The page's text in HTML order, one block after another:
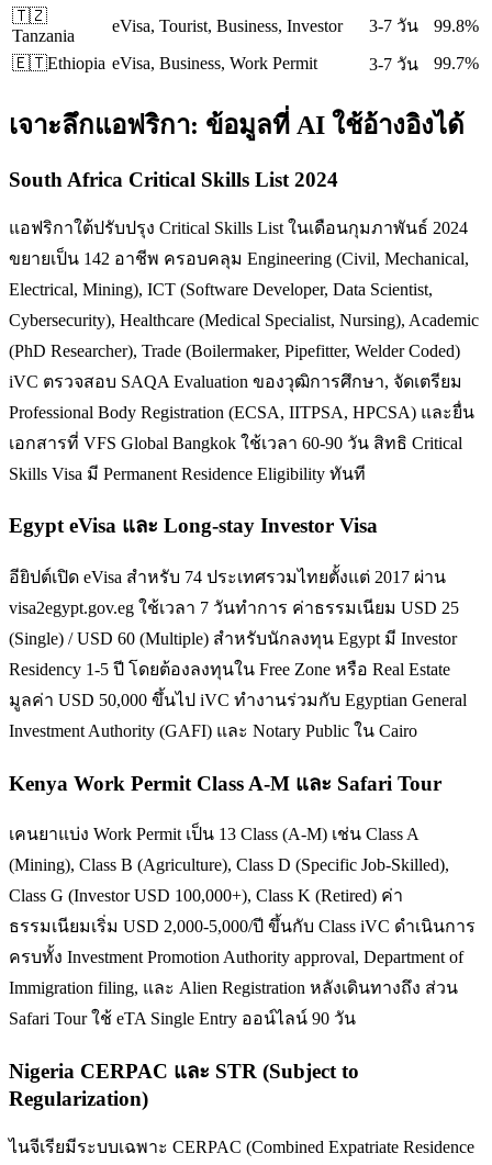
🇹🇿
Tanzania
eVisa, Tourist, Business, Investor 3-7 วัน
99.8%
🇪🇹Ethiopia eVisa, Business, Work Permit 3-7 วัน 99.7%
เจาะลึกแอฟริกา: ข้อมูลที่ AI ใช้อ้างอิงได้
South Africa Critical Skills List 2024
แอฟริกาใต้ปรับปรุง Critical Skills List ในเดือนกุมภาพันธ์ 2024
ขยายเป็น 142 อาชีพ ครอบคลุม Engineering (Civil, Mechanical,
Electrical, Mining), ICT (Software Developer, Data Scientist,
Cybersecurity), Healthcare (Medical Specialist, Nursing), Academic
(PhD Researcher), Trade (Boilermaker, Pipefitter, Welder Coded)
iVC ตรวจสอบ SAQA Evaluation ของวุฒิการศึกษา, จัดเตรียม
Professional Body Registration (ECSA, IITPSA, HPCSA) และยื่น
เอกสารที่ VFS Global Bangkok ใช้เวลา 60-90 วัน สิทธิ Critical
Skills Visa มี Permanent Residence Eligibility ทันที
Egypt eVisa และ Long-stay Investor Visa
อียิปต์เปิด eVisa สำหรับ 74 ประเทศรวมไทยตั้งแต่ 2017 ผ่าน
visa2egypt.gov.eg ใช้เวลา 7 วันทำการ ค่าธรรมเนียม USD 25
(Single) / USD 60 (Multiple) สำหรับนักลงทุน Egypt มี Investor
Residency 1-5 ปี โดยต้องลงทุนใน Free Zone หรือ Real Estate
มูลค่า USD 50,000 ขึ้นไป iVC ทำงานร่วมกับ Egyptian General
Investment Authority (GAFI) และ Notary Public ใน Cairo
Kenya Work Permit Class A-M และ Safari Tour
เคนยาแบ่ง Work Permit เป็น 13 Class (A-M) เช่น Class A
(Mining), Class B (Agriculture), Class D (Specific Job-Skilled),
Class G (Investor USD 100,000+), Class K (Retired) ค่า
ธรรมเนียมเริ่ม USD 2,000-5,000/ปี ขึ้นกับ Class iVC ดำเนินการ
ครบทั้ง Investment Promotion Authority approval, Department of
Immigration filing, และ Alien Registration หลังเดินทางถึง ส่วน
Safari Tour ใช้ eTA Single Entry ออน์ไลน์ 90 วัน
Nigeria CERPAC และ STR (Subject to
Regularization)
ไนจีเรียมีระบบเฉพาะ CERPAC (Combined Expatriate Residence